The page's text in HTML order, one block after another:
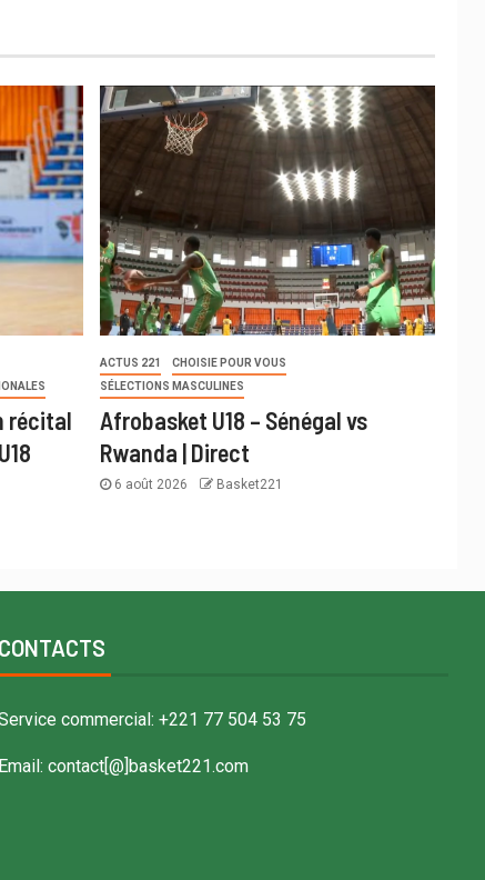
récital
ACTUS 221
CHOISIE POUR VOUS
SÉLECTIONS MASCULINES
Afrobasket U18 – Sénégal vs
Rwanda | Direct
6 août 2026 Basket221
CONTACTS
commercial: +221 77 504 53 75
Email: contact[@]basket221.com